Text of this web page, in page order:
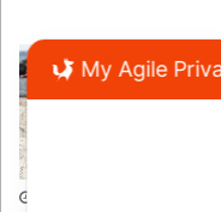
My Agile